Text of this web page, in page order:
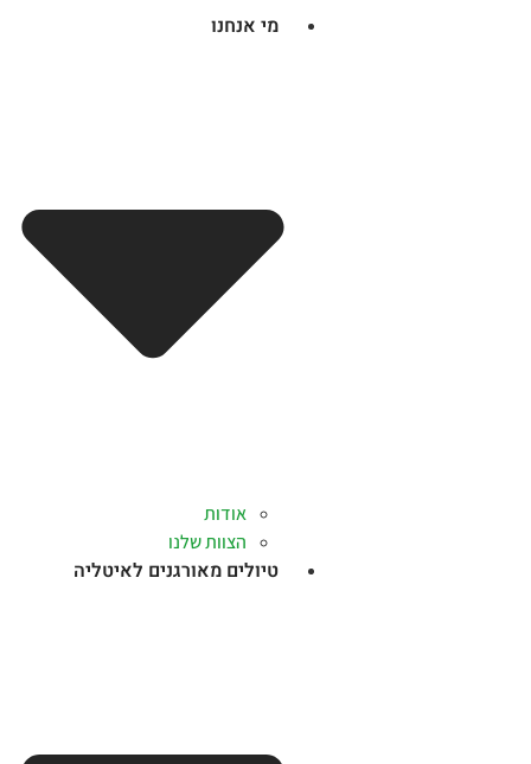
מי אנחנו
אודות
הצוות שלנו
טיולים מאורגנים לאיטליה